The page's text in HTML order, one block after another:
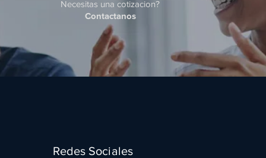
Necesitas una cotizacion?
Contactanos
Redes Sociales